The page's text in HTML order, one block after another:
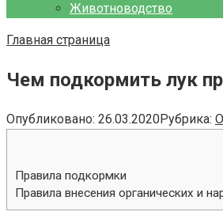
Животноводство
Главная страница
Чем подкормить лук
Опубликовано: 26.03.2020Рубрика:
Правила подкормки
Правила внесения органических и